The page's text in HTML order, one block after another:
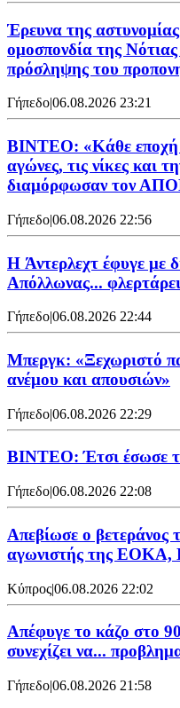
Έρευνα της
ομοσπονδία της
πρόσληψης του
Γήπεδο|06.08.2026 23:21
ΒΙΝΤΕΟ: «Κάθε εποχή
αγώνες, τις νίκες και
διαμόρφωσαν τον
Γήπεδο|06.08.2026 22:56
H Άντερλεχτ έφυγε με
Απόλλωνας...
Γήπεδο|06.08.2026 22:44
Μπεργκ: «Ξεχωριστό
ανέμου και απουσιών»
Γήπεδο|06.08.2026 22:29
ΒΙΝΤΕΟ: Έτσι έσωσε
Γήπεδο|06.08.2026 22:08
Απεβίωσε ο
αγωνιστής της
Κύπρος|06.08.2026 22:02
Απέφυγε το κάζο στο
συνεχίζει να...
Γήπεδο|06.08.2026 21:58